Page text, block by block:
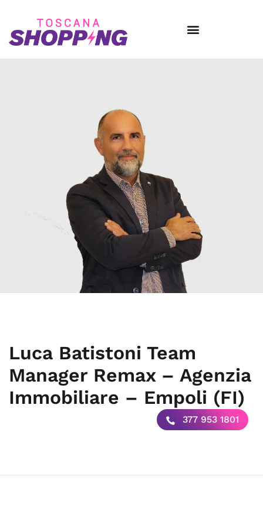
Luca Batistoni Team
Manager Remax – Agenzia
Immobiliare – Empoli (FI)
377 953 1801